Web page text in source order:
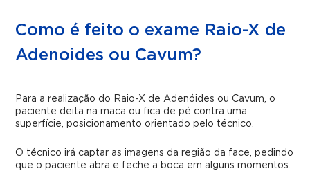
Como é feito o exame Raio-X de
Adenoides ou Cavum?
Para a realização do Raio-X de Adenóides ou Cavum, o
paciente deita na maca ou fica de pé contra uma
superfície, posicionamento orientado pelo técnico.
O técnico irá captar as imagens da região da face, pedindo
que o paciente abra e feche a boca em alguns momentos.